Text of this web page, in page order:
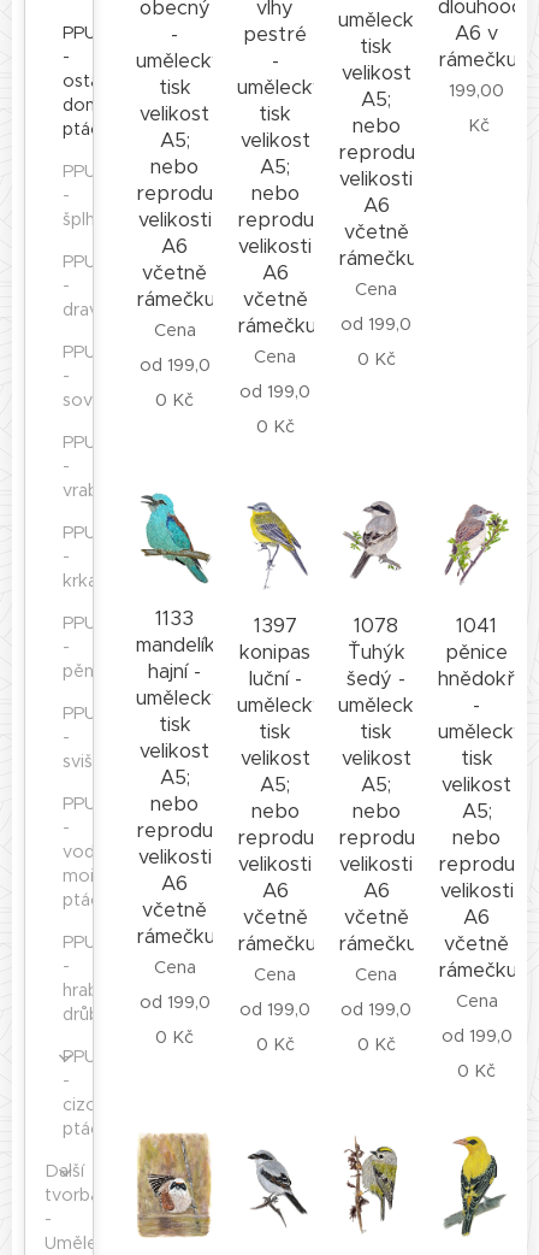
PPU
-
ostatní
domácí
ptáčci
PPU
-
šplhavci
PPU
-
dravci
PPU
-
sovy
PPU
-
vrabci
PPU
-
krkavcovití
PPU
-
pěnkavovití
PPU
-
svišťouni
PPU
-
vodní,
mořští
ptáci
PPU
-
hrabaví,
drůbež
PPU
-
cizokrajní
ptáčci
Další
tvorba
-
Umělecké
obecný
-
umělecký
tisk
velikost
A5;
nebo
reprodukce
velikosti
A6
včetně
rámečku
Cena
od 199,0
0 Kč
vlhy
pestré
-
umělecký
tisk
velikost
A5;
nebo
reprodukce
velikosti
A6
včetně
rámečku
Cena
od199,0
0 Kč
umělecký
tisk
velikost
A5;
nebo
reprodukce
velikosti
A6
včetně
rámečku
Cena
od199,0
0 Kč
A6 v
rámečku
199,00
Kč
1133
mandelík
hajní -
umělecký
tisk
velikost
A5;
nebo
reprodukce
velikosti
A6
včetně
rámečku
Cena
od 199,0
0 Kč
1397
konipas
luční -
umělecký
tisk
velikost
A5;
nebo
reprodukce
velikosti
A6
včetně
rámečku
Cena
od199,0
0 Kč
1078
Ťuhýk
šedý -
umělecký
tisk
velikost
A5;
nebo
reprodukce
velikosti
A6
včetně
rámečku
Cena
od199,0
0 Kč
1041
pěnice
-
umělecký
tisk
velikost
A5;
nebo
velikosti
A6
včetně
rámečku
Cena
od 199,0
0 Kč